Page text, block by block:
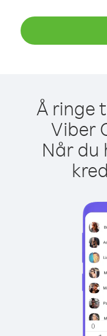
Å ringe
Viber
Når du